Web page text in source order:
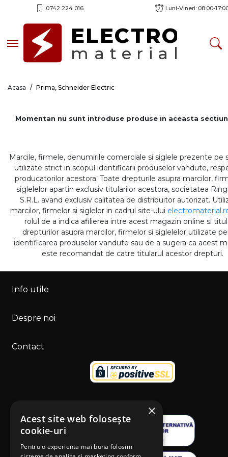
0742 224 016 Luni-Vineri: 08:00-
Toggle navigationELECTRO
material
Acasa Prima, Schneider Electric
Momentan nu sunt introduse produse in aceasta
Marcile, firmele, denumirile comerciale si siglele prezente pe
utilizate strict in scopul identificarii produselor vandute,
producatorilor acestora. Toate drepturile asupra marcilor,
siglelelor apartin exclusiv titularilor acestora, societatea
S.R.L. avand exclusiv calitatea de distribuitor autorizat.
marcilor, firmelor si siglelor in cadrul site-ului
rolul de a indica afilierea intre acest magazin online si
drepturilor asupra marcilor, firmelor si siglelelor utilizate
identificarea produselor vandute sau de a sugera ca acest
este recomandat de catre titularul acestor drepturi.
Info utile
Despre noi
Contact
×
Acest site web folosește
cookie-uri
Pentru o experienta mai buna folosim